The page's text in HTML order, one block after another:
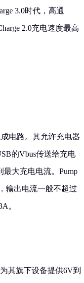
3.0时代，高通
2.0充电速度最高
电路。其允许充电器
的Vbus传送给充电
大充电电流。Pump
输出电流一般不超过
。
其旗下设备提供6V到